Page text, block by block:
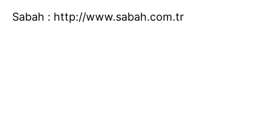
Sabah : http://www.sabah.com.tr